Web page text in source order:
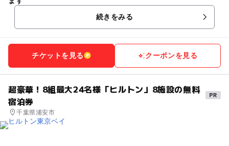
続きをみる
チケットを見る クーポンを見る
超豪華！8組最大24名様「ヒルトン」8施設の無料
宿泊券
千葉県浦安市